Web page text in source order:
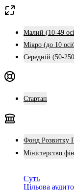
Малий (10-49
Мікро (до 10
Середній (50-
Стартап
Фонд Розвитку
Міністерство
Суть
Цільова